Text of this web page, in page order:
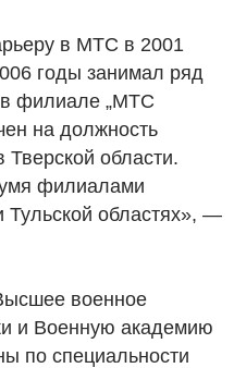
в МТС в 2001
годы занимал ряд
филиале „МТС
на должность
области.
филиалами
областях», —
военное
и Военную академию
по специальности